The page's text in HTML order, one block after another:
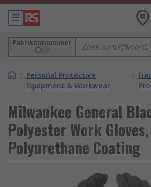
Fabrikantnummer
/ Personal Protective
Equipment & Workwear
/
Milwaukee General
Polyester Work
Polyurethane Coating